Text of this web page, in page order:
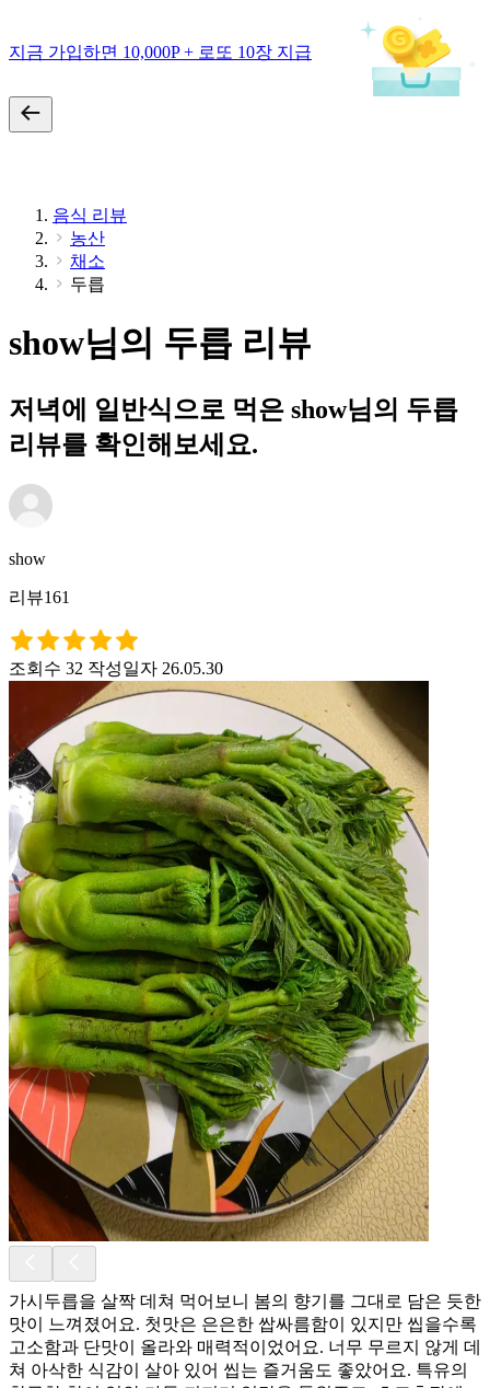
지금 가입하면 10,000P + 로또 10장 지급
음식 리뷰
농산
채소
두릅
show님의 두릅 리뷰
저녁에 일반식으로 먹은 show님의 두릅
리뷰를 확인해보세요.
show
리뷰161
조회수 32 작성일자 26.05.30
가시두릅을 살짝 데쳐 먹어보니 봄의 향기를 그대로 담은 듯한
맛이 느껴졌어요. 첫맛은 은은한 쌉싸름함이 있지만 씹을수록
고소함과 단맛이 올라와 매력적이었어요. 너무 무르지 않게 데
쳐 아삭한 식감이 살아 있어 씹는 즐거움도 좋았어요. 특유의